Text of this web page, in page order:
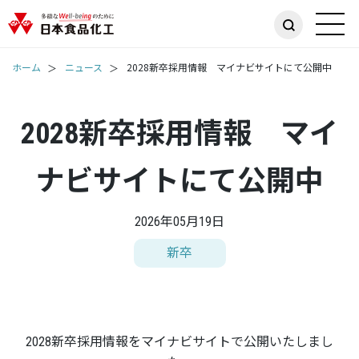
ホーム ニュース 2028新卒採用情報 マイナビサイトにて公開中
2028新卒採用情報 マイ
ナビサイトにて公開中
2026年05月19日
新卒
2028新卒採用情報をマイナビサイトで公開いたしまし